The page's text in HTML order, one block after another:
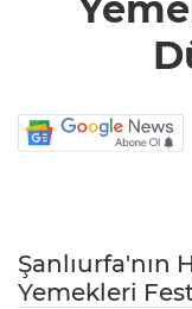
Şanlıurfa'nın
Yemekleri